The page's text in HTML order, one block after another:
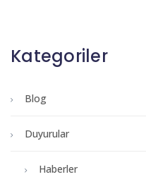
Kategoriler
Blog
Duyurular
Haberler